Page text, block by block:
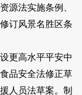
源法实施条例、
订风景名胜区条
更高水平平安中
品安全法修正草
人员法草案。制